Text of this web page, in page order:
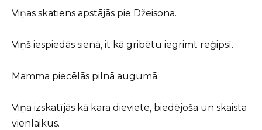
Viņas skatiens apstājās pie Džeisona.
Viņš iespiedās sienā, it kā gribētu iegrimt reģipsī.
Mamma piecēlās pilnā augumā.
Viņa izskatījās kā kara dieviete, biedējoša un skaista
vienlaikus.